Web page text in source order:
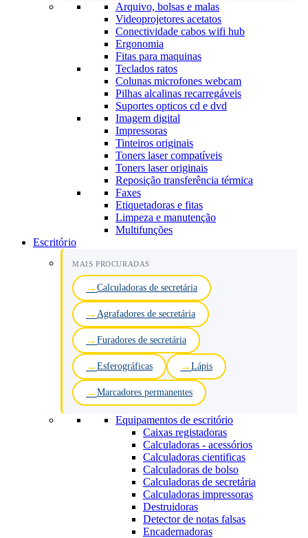
Arquivo, bolsas e malas
Videoprojetores acetatos
Conectividade cabos wifi hub
Ergonomia
Fitas para maquinas
Teclados ratos
Colunas microfones webcam
Pilhas alcalinas recarregáveis
Suportes opticos cd e dvd
Imagem digital
Impressoras
Tinteiros originais
Toners laser compatíveis
Toners laser originais
Reposição transferência térmica
Faxes
Etiquetadoras e fitas
Limpeza e manutenção
Multifunções
Escritório
MAIS PROCURADAS
Calculadoras de secretária
Agrafadores de secretária
Furadores de secretária
Esferográficas Lápis
Marcadores permanentes
Equipamentos de escritório
Caixas registadoras
Calculadoras - acessórios
Calculadoras cientificas
Calculadoras de bolso
Calculadoras de secretária
Calculadoras impressoras
Destruidoras
Detector de notas falsas
Encadernadoras